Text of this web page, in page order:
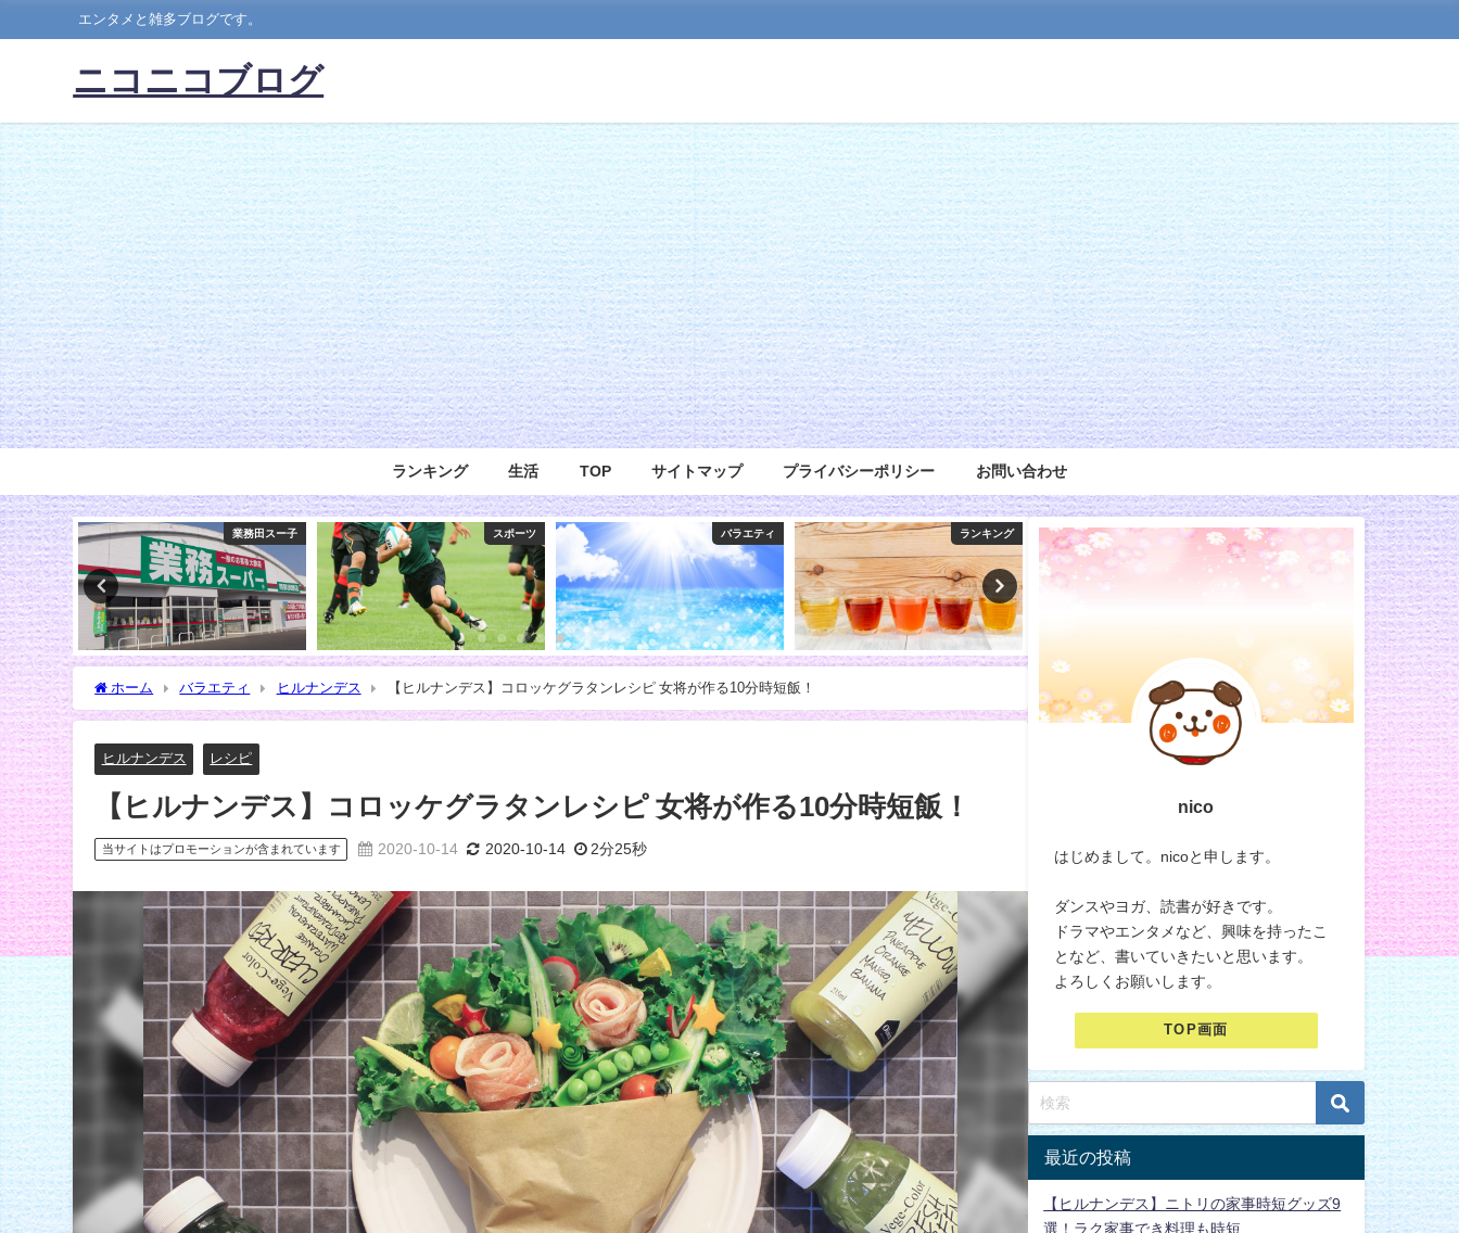
エンタメと雑多ブログです。
ニコニコブログ
ランキング 生活 TOP サイトマップ プライバシーポリシー お問い合わせ
業務田スー子 スポーツ バラエティ ランキング マツコ会議
ホーム バラエティ ヒルナンデス 【ヒルナンデス】コロッケグラタンレシピ 女将が作る10分時短飯！
ヒルナンデス レシピ
【ヒルナンデス】コロッケグラタンレシピ 女将が作る10分時短飯！
当サイトはプロモーションが含まれています 2020-10-14 2020-10-14 2分25秒
nico
はじめまして。nicoと申します。
ダンスやヨガ、読書が好きです。
ドラマやエンタメなど、興味を持ったこ
となど、書いていきたいと思います。
よろしくお願いします。
TOP画面
最近の投稿
【ヒルナンデス】ニトリの家事時短グッズ9
選！ラク家事でき料理も時短